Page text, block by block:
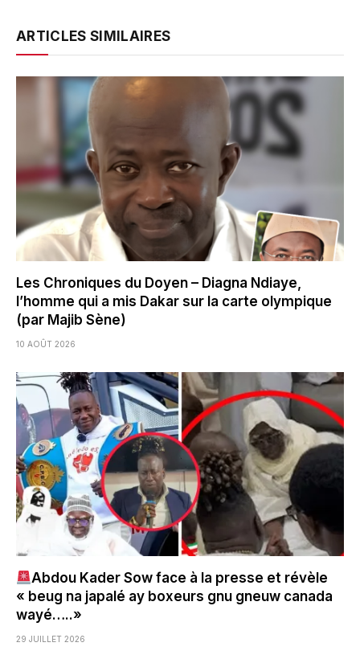
ARTICLES SIMILAIRES
Les Chroniques du Doyen – Diagna Ndiaye,
l’homme qui a mis Dakar sur la carte olympique
(par Majib Sène)
10 AOÛT 2026
Abdou Kader Sow face à la presse et révèle
« beug na japalé ay boxeurs gnu gneuw canada
wayé…..»
29 JUILLET 2026